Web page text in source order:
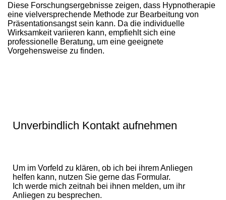
Diese Forschungsergebnisse zeigen, dass Hypnotherapie
eine vielversprechende Methode zur Bearbeitung von
Präsentationsangst sein kann. Da die individuelle
Wirksamkeit variieren kann, empfiehlt sich eine
professionelle Beratung, um eine geeignete
Vorgehensweise zu finden.
Unverbindlich Kontakt aufnehmen
Um im Vorfeld zu klären, ob ich bei ihrem Anliegen
helfen kann, nutzen Sie gerne das Formular.
Ich werde mich zeitnah bei ihnen melden, um ihr
Anliegen zu besprechen.